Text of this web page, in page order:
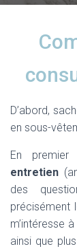
D’abord,
en sous-
En
entretien
des
précisément
m’intéresse
ainsi que